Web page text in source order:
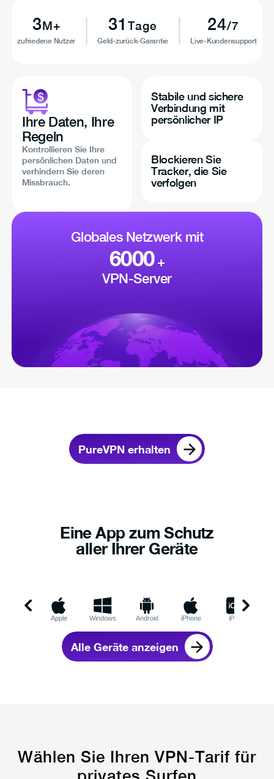
3M+
zufriedene Nutzer
31 Tage
Geld-zurück-Garantie
24/7
Live-Kundensupport
Ihre Daten, Ihre
Regeln
Kontrollieren Sie Ihre
persönlichen Daten und
verhindern Sie deren
Missbrauch.
Stabile und sichere
Verbindung mit
persönlicher IP
Blockieren Sie
Tracker, die Sie
verfolgen
Globales Netzwerk mit
6000+
VPN-Server
PureVPN erhalten
Eine App zum Schutz
aller Ihrer Geräte
Apple Windows Android iPhone iPad
Alle Geräte anzeigen
Wählen Sie Ihren VPN-Tarif für